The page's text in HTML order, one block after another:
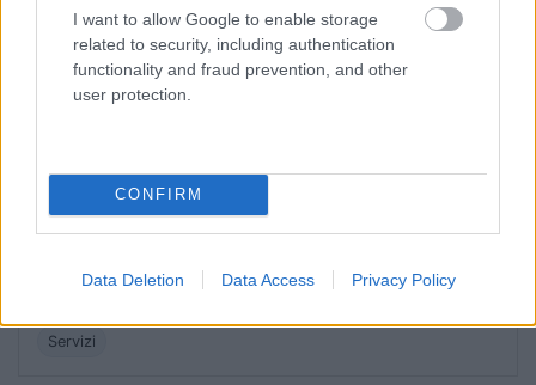
I want to allow Google to enable storage
related to security, including authentication
functionality and fraud prevention, and other
user protection.
CONFIRM
Data Deletion Data Access Privacy Policy
pio1948 04/04/2011 14:15
Posizione
delfi1909
ok.20/02/
Servizi